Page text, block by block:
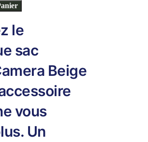
le
sac
Beige
vous
Un